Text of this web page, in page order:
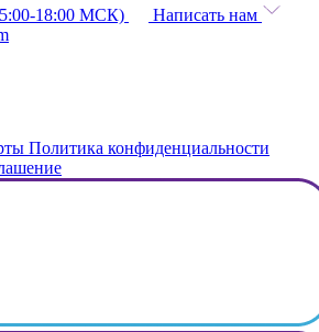
18:00 МСК)
Написать нам
Политика конфиденциальности